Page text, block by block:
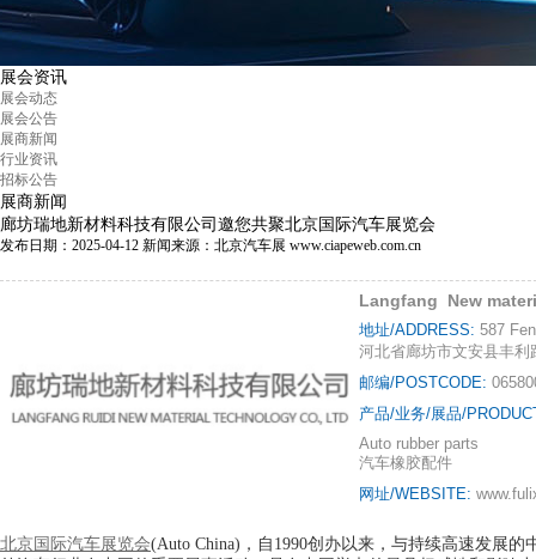
展会资讯
展会动态
展会公告
展商新闻
行业资讯
招标公告
展商新闻
廊坊瑞地新材料科技有限公司邀您共聚北京国际汽车展览会
发布日期：2025-04-12 新闻来源：北京汽车展 www.ciapeweb.com.cn
Langfang New
地址/ADDRESS: 587
河北省廊坊市文安县丰利
邮编/POSTCODE:
产品/业务/展品/
Auto rubber parts
汽车橡胶配件
网址/WEBSITE:
北京国际汽车展览会(Auto China)，自1990创办以来，与持续高速发展